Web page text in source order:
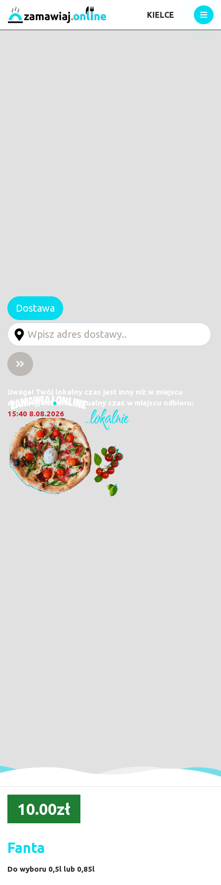
KIELCE
Dostawa
Uwaga! Twój lokalny czas jest inny niż w miejscu
dostawy/odbioru. Aktualny czas w miejscu odbioru:
15:40 8.08.2026
10.00zł
Fanta
Do wyboru 0,5l lub 0,85l